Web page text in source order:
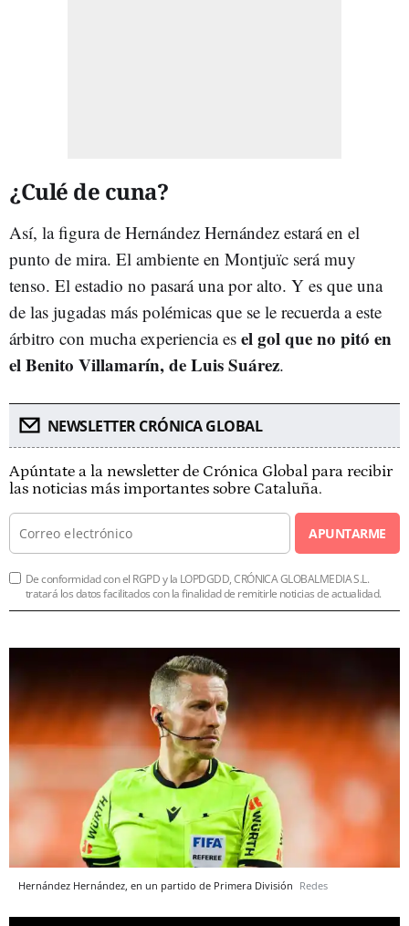
¿Culé de cuna?
Así, la figura de Hernández Hernández estará en el
punto de mira. El ambiente en Montjuïc será muy
tenso. El estadio no pasará una por alto. Y es que una
de las jugadas más polémicas que se le recuerda a este
árbitro con mucha experiencia es el gol que no pitó en
el Benito Villamarín, de Luis Suárez.
NEWSLETTER CRÓNICA GLOBAL
Apúntate a la newsletter de Crónica Global para recibir
las noticias más importantes sobre Cataluña.
APUNTARME
De conformidad con el RGPD y la LOPDGDD, CRÓNICA GLOBALMEDIA S.L.
tratará los datos facilitados con la finalidad de remitirle noticias de actualidad.
Hernández Hernández, en un partido de Primera División Redes